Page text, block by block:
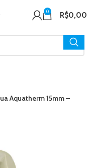
0 R$0,00
Aquatherm 15mm –